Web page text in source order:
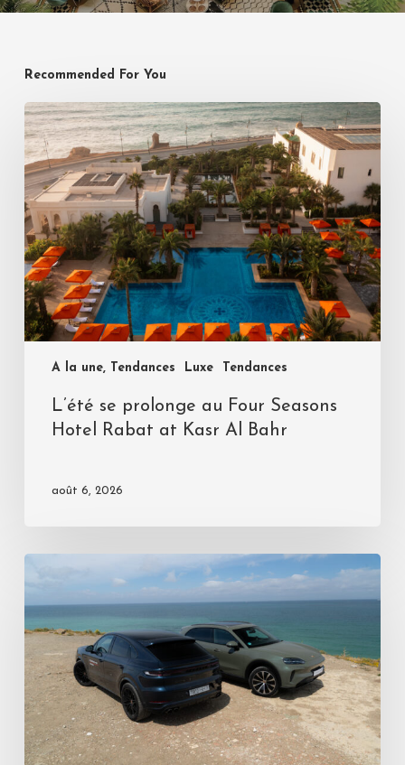
Recommended For You
A la une, Tendances Luxe Tendances
L’été se prolonge au Four Seasons
Hotel Rabat at Kasr Al Bahr
août 6, 2026